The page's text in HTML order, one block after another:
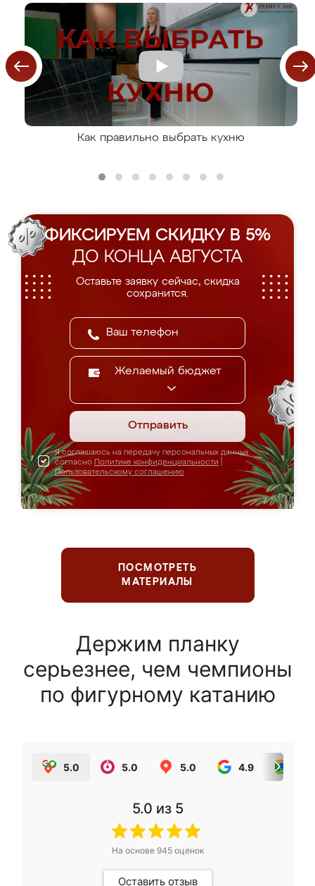
Как правильно выбрать кухню
ФИКСИРУЕМ СКИДКУ В 5%
ДО КОНЦА АВГУСТА
Оставьте заявку сейчас, скидка
сохранится.
Желаемый бюджет
Отправить
Я соглашаюсь на передачу персональных данных
согласно Политике конфиденциальности
Пользовательскому соглашению
ПОСМОТРЕТЬ
МАТЕРИАЛЫ
Держим планку
серьезнее, чем чемпионы
по фигурному катанию
5.0 5.0 5.0 4.9
5.0 из 5
На основе 945оценок
Оставить отзыв